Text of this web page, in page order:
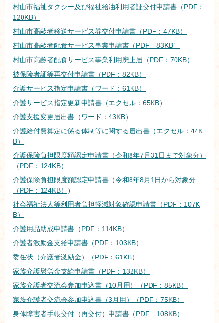
村山市福祉タクシー及び福祉給油利用者証交付申請書（PDF：
120KB）
村山市高齢者移送サービス券交付申請書（PDF：47KB）
村山市高齢者配食サービス事業申請書（PDF：83KB）
村山市高齢者配食サービス事業利用廃止届（PDF：70KB）
被保険者証等再交付申請書（PDF：82KB）
介護サービス指定申請書（ワード：61KB）
介護サービス指定更新申請書（エクセル：65KB）
介護支援変更届出書（ワード：43KB）
介護給付費算定に係る体制等に関する届出書（エクセル：44K
B）
介護保険負担限度額認定申請書（令和8年7月31日まで対象分）
（PDF：124KB）
介護保険負担限度額認定申請書（令和8年8月1日から対象分
（PDF：124KB）
）
社会福祉法人等利用者負担軽減対象確認申請書（PDF：107K
B）
介護用品助成申請書（PDF：114KB）
介護者激励金支給申請書（PDF：103KB）
委任状（介護者激励金）（PDF：61KB）
家族介護慰労金支給申請書（PDF：132KB）
家族介護者交流会参加申込書（10月用）（PDF：85KB）
家族介護者交流会参加申込書（3月用）（PDF：75KB）
身体障害者手帳交付（再交付）申請書（PDF：108KB）